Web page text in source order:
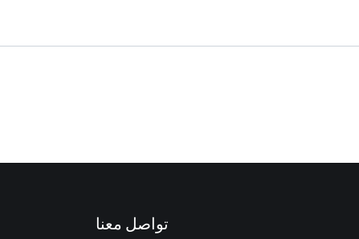
تواصل معنا